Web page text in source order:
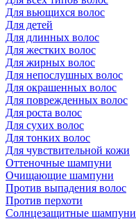
Для вьющихся волос
Для детей
Для длинных волос
Для жестких волос
Для жирных волос
Для непослушных волос
Для окрашенных волос
Для поврежденных волос
Для роста волос
Для сухих волос
Для тонких волос
Для чувствительной кожи
Оттеночные шампуни
Очищающие шампуни
Против выпадения волос
Против перхоти
Солнцезащитные шампуни